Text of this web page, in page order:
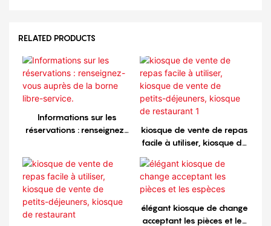
RELATED PRODUCTS
Informations sur les
réservations : renseignez-
kiosque de vente de repas
facile à utiliser, kiosque de
vente de petits-déjeuners,
kiosque de restaurant 1
élégant kiosque de change
acceptant les pièces et les